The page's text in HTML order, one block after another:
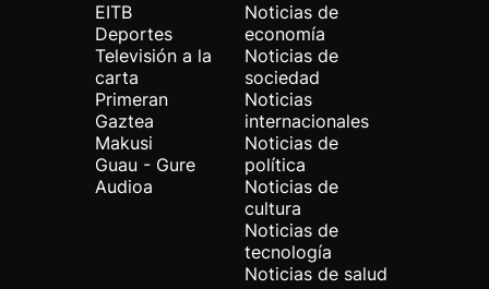
EITB
Deportes
Televisión a la
carta
Primeran
Gaztea
Makusi
Guau - Gure
Audioa
Noticias de
economía
Noticias de
sociedad
Noticias
internacionales
Noticias de
política
Noticias de
cultura
Noticias de
tecnología
Noticias de salud